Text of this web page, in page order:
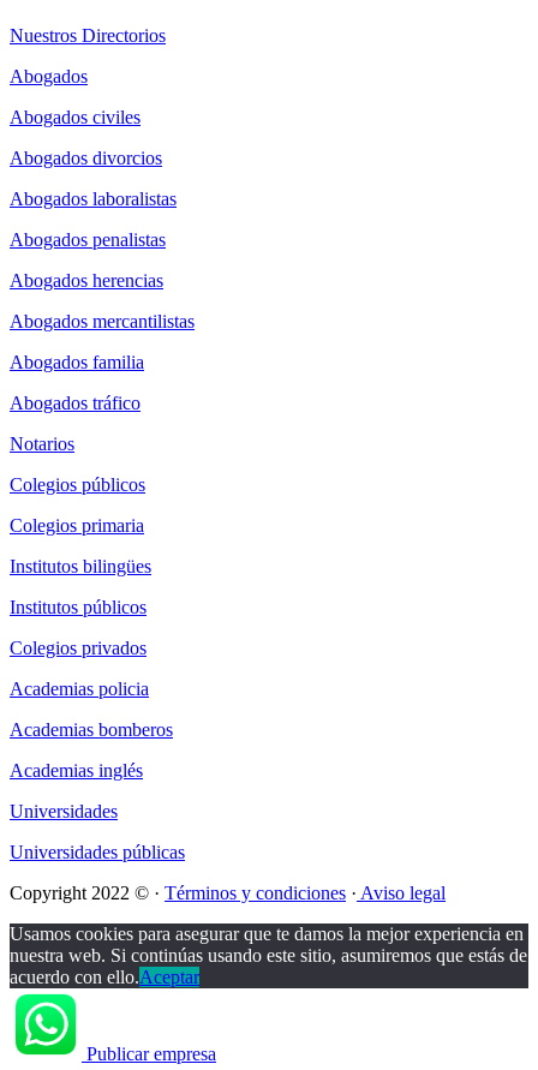
Nuestros Directorios
Abogados
Abogados civiles
Abogados divorcios
Abogados laboralistas
Abogados penalistas
Abogados herencias
Abogados mercantilistas
Abogados familia
Abogados tráfico
Notarios
Colegios públicos
Colegios primaria
Institutos bilingües
Institutos públicos
Colegios privados
Academias policia
Academias bomberos
Academias inglés
Universidades
Universidades públicas
Copyright 2022 © · Términos y condiciones · Aviso legal
Usamos cookies para asegurar que te damos la mejor experiencia en
nuestra web. Si continúas usando este sitio, asumiremos que estás de
acuerdo con ello.Aceptar
Publicar empresa